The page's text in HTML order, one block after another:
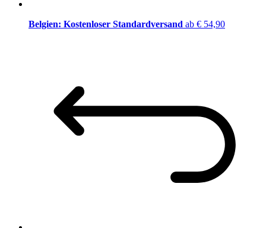
Belgien: Kostenloser Standardversand ab € 54,90